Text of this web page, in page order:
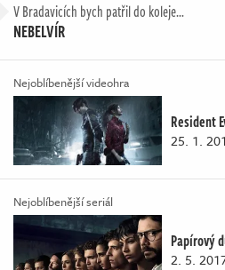
V Bradavicích bych patřil do koleje…
NEBELVÍR
Nejoblíbenější videohra
Resident
25. 1.
Nejoblíbenější seriál
Papírový
2. 5.